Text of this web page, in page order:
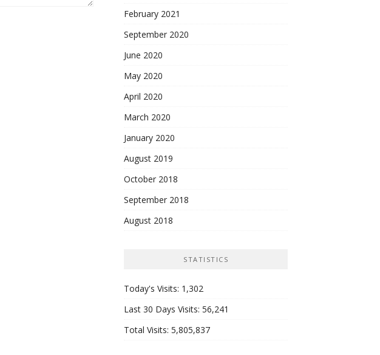
February 2021
September 2020
June 2020
May 2020
April 2020
March 2020
January 2020
August 2019
October 2018
September 2018
August 2018
STATISTICS
Today's Visits: 1,302
Last 30 Days Visits: 56,241
Total Visits: 5,805,837